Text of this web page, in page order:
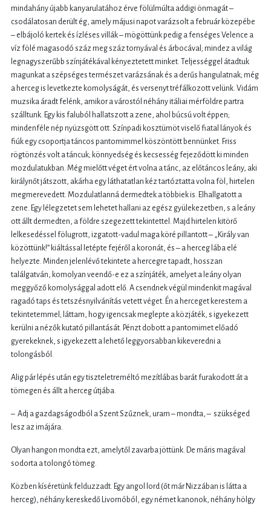
mindahány újabb kanyarulatához érve fölülmúlta addigi önmagát –
csodálatosan derült ég, amely májusi napot varázsolt a február közepébe
– elbájoló kertek és ízléses villák – mögöttünk pedig a fenséges Velence a
víz fölé magasodó száz meg száz tornyával és árbocával; mindez a világ
legnagyszerűbb színjátékával kényeztetett minket. Teljességgel átadtuk
magunkat a szépséges természet varázsának és a derűs hangulatnak; még
a herceg is levetkezte komolyságát, és versenyt tréfálkozott velünk. Vidám
muzsika áradt felénk, amikor a várostól néhány itáliai mérföldre partra
szálltunk. Egy kis faluból hallatszott a zene, ahol búcsú volt éppen;
mindenféle nép nyüzsgött ott. Színpadi kosztümöt viselő fiatal lányok és
fiúk egy csoportja táncos pantomimmel köszöntött bennünket. Friss
rögtönzés volt a táncuk; könnyedség és kecsesség fejeződött ki minden
mozdulatukban. Még mielőtt véget ért volna a tánc, az előtáncos leány, aki
királynőt játszott, akárha egy láthatatlan kéz tartóztatta volna föl, hirtelen
megmerevedett. Mozdulatlanná dermedtek a többiek is. Elhallgatott a
zene. Egy lélegzetet sem lehetet hallani az egész gyülekezetben, s a leány
ott állt dermedten, a földre szegezett tekintettel. Majd hirtelen kitörő
lelkesedéssel fölugrott, izgatott-vadul maga köré pillantott – „Király van
közöttünk!” kiáltással letépte fejéről a koronát, és – a herceg lába elé
helyezte. Minden jelenlévő tekintete a hercegre tapadt, hosszan
találgatván, komolyan veendő-e ez a színjáték, amelyet a leány olyan
meggyőző komolysággal adott elő. A csendnek végül mindenkit magával
ragadó taps és tetszésnyilvánítás vetett véget. Én a herceget kerestem a
tekintetemmel; láttam, hogy igencsak meglepte a közjáték, s igyekezett
kerülni a nézők kutató pillantását. Pénzt dobott a pantomimet előadó
gyerekeknek, s igyekezett a lehető leggyorsabban kikeveredni a
tolongásból.
Alig pár lépés után egy tiszteletreméltó mezítlábas barát furakodott át a
tömegen és állt a herceg útjába.
– Adj a gazdagságodból a Szent Szűznek, uram – mondta, – szükséged
lesz az imájára.
Olyan hangon mondta ezt, amelytől zavarba jöttünk. De máris magával
sodorta a tolongó tömeg.
Közben kíséretünk felduzzadt. Egy angol lord (őt már Nizzában is látta a
herceg), néhány kereskedő Livornóból, egy német kanonok, néhány hölgy